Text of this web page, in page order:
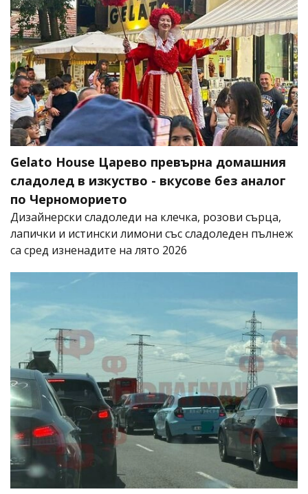
Gelato House Царево превърна домашния
сладолед в изкуство - вкусове без аналог
по Черноморието
Дизайнерски сладоледи на клечка, розови сърца,
лапички и истински лимони със сладоледен пълнеж
са сред изненадите на лято 2026